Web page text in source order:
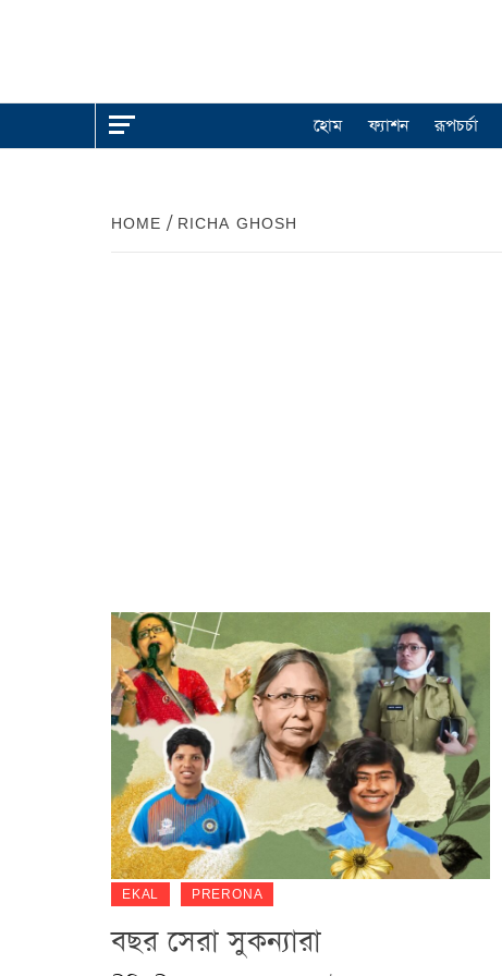
হোম ফ্যাশন রূপচর্চা
HOME RICHA GHOSH
EKAL PRERONA
বছর সেরা সুকন্যারা